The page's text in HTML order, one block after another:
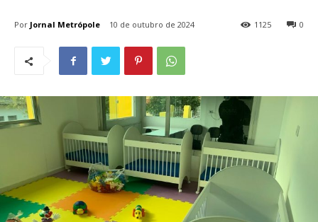
Por Jornal Metrópole 10 de outubro de 2024 0
1125